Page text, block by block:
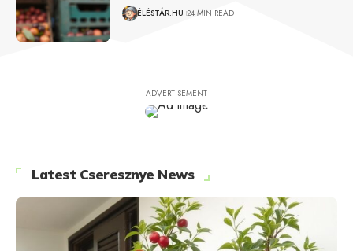
ÉLÉSTÁR.HU 24 MIN READ
- ADVERTISEMENT -
Latest Cseresznye News